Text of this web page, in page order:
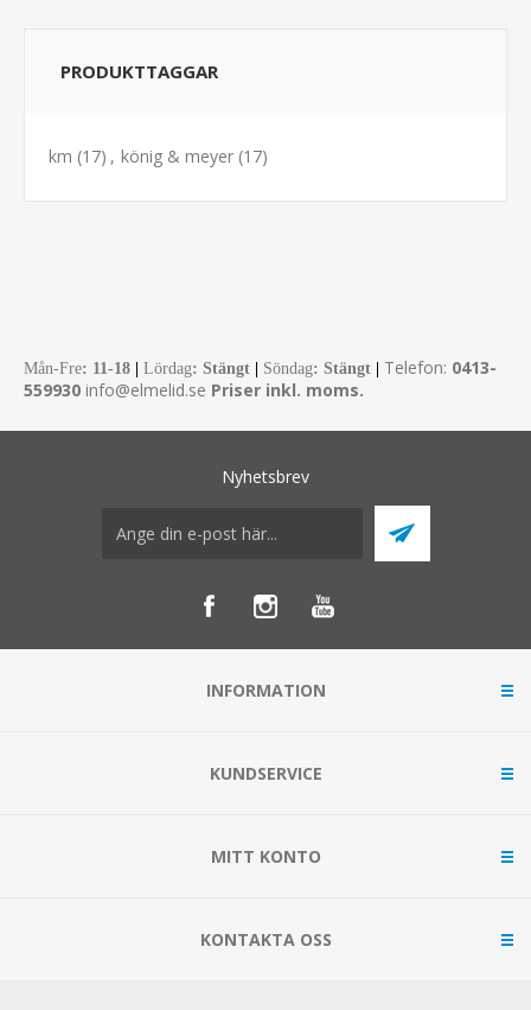
PRODUKTTAGGAR
km (17) , könig & meyer (17)
Mån-Fre: 11-18 Lördag: Stängt Söndag: Stängt Telefon: 0413-
559930 info@elmelid.se Priser inkl. moms.
Nyhetsbrev
INFORMATION
KUNDSERVICE
MITT KONTO
KONTAKTA OSS